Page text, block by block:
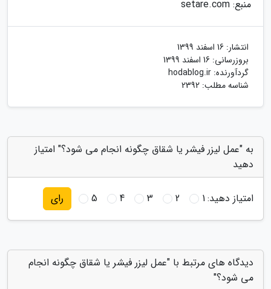
منبع: setare.com
انتشار: 16 اسفند 1399
بروزرسانی: 16 اسفند 1399
گردآورنده: hodablog.ir
شناسه مطلب: 2392
به "عمل لیزر فیشر یا شقاق چگونه انجام می شود؟" امتیاز
دهید
امتیاز دهید:1
2
3
4
5 رای
دیدگاه های مرتبط با "عمل لیزر فیشر یا شقاق چگونه انجام
می شود؟"